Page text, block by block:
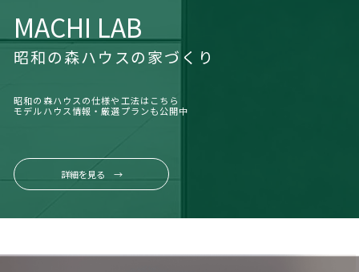
MACHI LAB
昭和の森ハウスの家づくり
昭和の森ハウスの仕様や工法はこちら
モデルハウス情報・厳選プランも公開中
詳細を見る →